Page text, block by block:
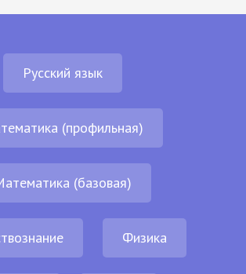
Русский язык
(профильная)
(базовая)
Физика